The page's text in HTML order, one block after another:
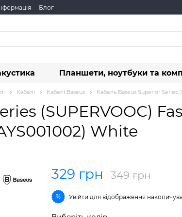
Блог
Планшети, ноутбуки та
Кабелі Кабелі Baseus Кабель Baseus Superior Series
(SUPERVOOC)
White
329 грн 349 грн
% Увійти для відображення